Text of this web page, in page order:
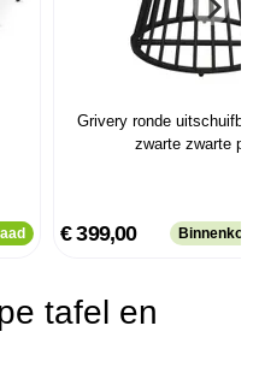
Grivery ronde
zwarte zwarte
€ 399,00 Binnenkort
tafel en